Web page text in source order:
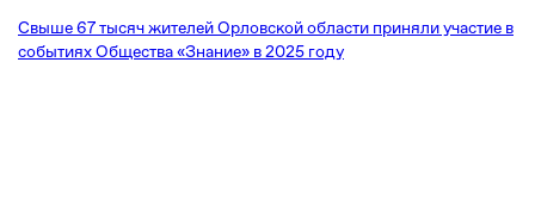
Свыше 67 тысяч жителей Орловской области приняли участие в
событиях Общества «Знание» в 2025 году